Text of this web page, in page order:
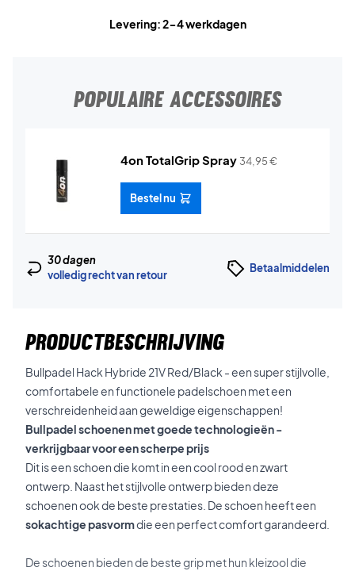
Levering: 2-4 werkdagen
POPULAIRE ACCESSOIRES
4on TotalGrip Spray 34,95€
Bestel nu
30 dagen
volledig recht van retour
Betaalmiddelen
PRODUCTBESCHRIJVING
Bullpadel Hack Hybride 21V Red/Black - een super stijlvolle,
comfortabele en functionele padelschoen met een
verschreidenheid aan geweldige eigenschappen!
Bullpadel schoenen met goede technologieën -
verkrijgbaar voor een scherpe prijs
Dit is een schoen die komt in een cool rood en zwart
ontwerp. Naast het stijlvolle ontwerp bieden deze
schoenen ook de beste prestaties. De schoen heeft een
sokachtige pasvormdie een perfect comfort garandeerd.
De schoenen bieden de beste grip met hun kleizool die